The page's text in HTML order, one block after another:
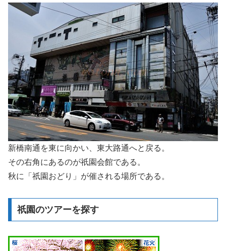
新橋南通を東に向かい、東大路通へと戻る。
その右角にあるのが祇園会館である。
秋に「祇園おどり」が催される場所である。
祇園のツアーを探す